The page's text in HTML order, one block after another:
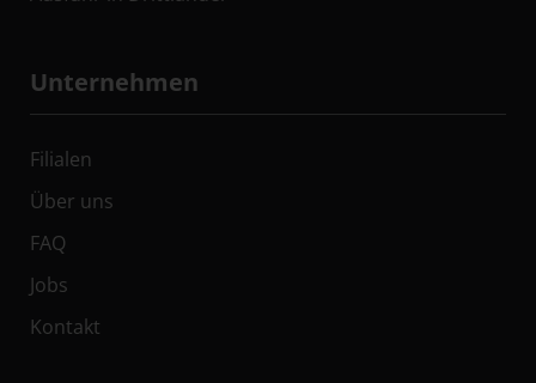
Unternehmen
Filialen
Über uns
FAQ
Jobs
Kontakt